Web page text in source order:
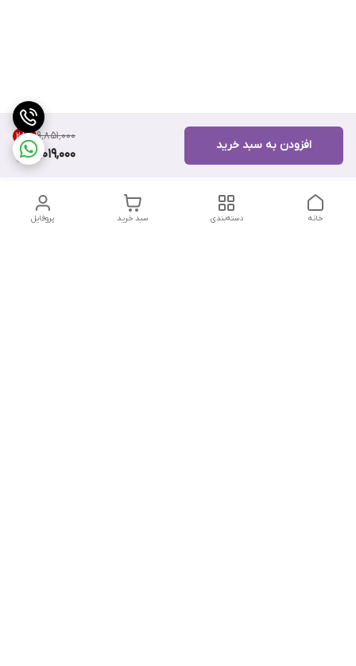
۹٬۸۵۱٬۰۰۰ 28%
7,019,000
افزودن به سبد خرید
پروفایل سبد خرید دسته‌بندی خانه